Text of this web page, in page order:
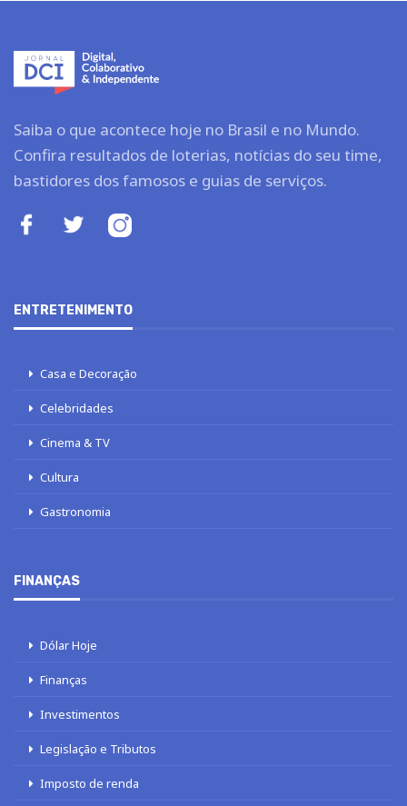
Saiba o que acontece hoje no Brasil e no Mundo.
Confira resultados de loterias, notícias do seu time,
bastidores dos famosos e guias de serviços.
ENTRETENIMENTO
Casa e Decoração
Celebridades
Cinema & TV
Cultura
Gastronomia
FINANÇAS
Dólar Hoje
Finanças
Investimentos
Legislação e Tributos
Imposto de renda